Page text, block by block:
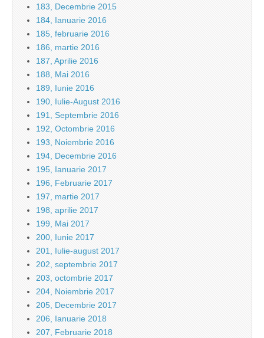
183, Decembrie 2015
184, Ianuarie 2016
185, februarie 2016
186, martie 2016
187, Aprilie 2016
188, Mai 2016
189, Iunie 2016
190, Iulie-August 2016
191, Septembrie 2016
192, Octombrie 2016
193, Noiembrie 2016
194, Decembrie 2016
195, Ianuarie 2017
196, Februarie 2017
197, martie 2017
198, aprilie 2017
199, Mai 2017
200, Iunie 2017
201, Iulie-august 2017
202, septembrie 2017
203, octombrie 2017
204, Noiembrie 2017
205, Decembrie 2017
206, Ianuarie 2018
207, Februarie 2018